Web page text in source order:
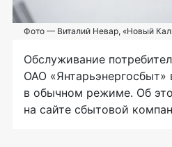
Фото — Виталий Невар, «Новый
Обслуживание
ОАО «Янтарьэнергосбыт»
в обычном режиме. Об
на сайте сбытовой